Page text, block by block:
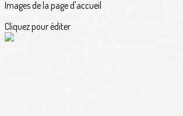
Images de la page d'accueil
Cliquez pour éditer